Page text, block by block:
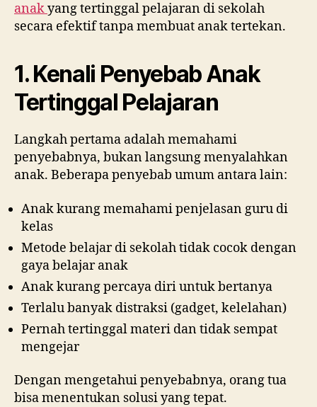
anakyang tertinggal pelajaran di sekolah
secara efektif tanpa membuat anak tertekan.
1. Kenali Penyebab Anak
Tertinggal Pelajaran
Langkah pertama adalah memahami
penyebabnya, bukan langsung menyalahkan
anak. Beberapa penyebab umum antara lain:
Anak kurang memahami penjelasan guru di
kelas
Metode belajar di sekolah tidak cocok dengan
gaya belajar anak
Anak kurang percaya diri untuk bertanya
Terlalu banyak distraksi (gadget, kelelahan)
Pernah tertinggal materi dan tidak sempat
mengejar
Dengan mengetahui penyebabnya, orang tua
bisa menentukan solusi yang tepat.